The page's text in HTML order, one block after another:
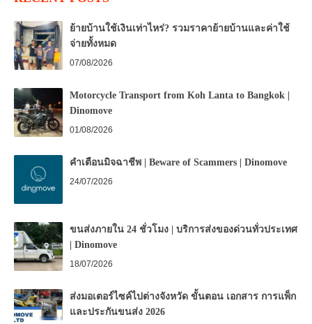
ย้ายบ้านใช้เงินเท่าไหร่? รวมราคาย้ายบ้านและค่าใช้
จ่ายทั้งหมด
07/08/2026
Motorcycle Transport from Koh Lanta to Bangkok |
Dinomove
01/08/2026
คำเตือนมิจฉาชีพ | Beware of Scammers | Dinomove
24/07/2026
ขนส่งภายใน 24 ชั่วโมง | บริการส่งของด่วนทั่วประเทศ
| Dinomove
18/07/2026
ส่งมอเตอร์ไซค์ไปต่างจังหวัด ขั้นตอน เอกสาร การแพ็ก
และประกันขนส่ง 2026